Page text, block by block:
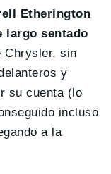
Etherington
largo sentado
Chrysler, sin
y
su cuenta (lo
incluso
a la